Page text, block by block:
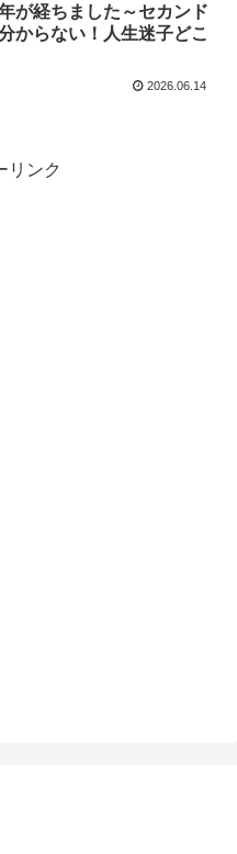
が経ちました～セカンド
からない！人生迷子どこ
2026.06.14
リンク